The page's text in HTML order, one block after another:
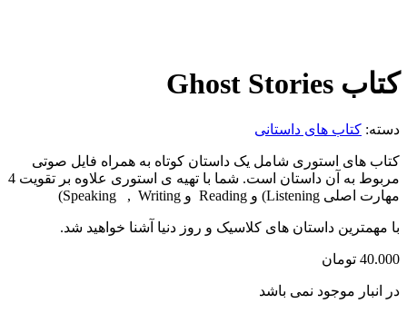
کتاب Ghost Stories
دسته: کتاب های داستانی
کتاب های استوری شامل یک داستان کوتاه به همراه فایل صوتی
مربوط به آن داستان است. شما با تهیه ی استوری علاوه بر تقویت 4
مهارت اصلی Listening) و Reading و Speaking , Writing)
با مهمترین داستان های کلاسیک و روز دنیا آشنا خواهید شد.
40.000 تومان
در انبار موجود نمی باشد